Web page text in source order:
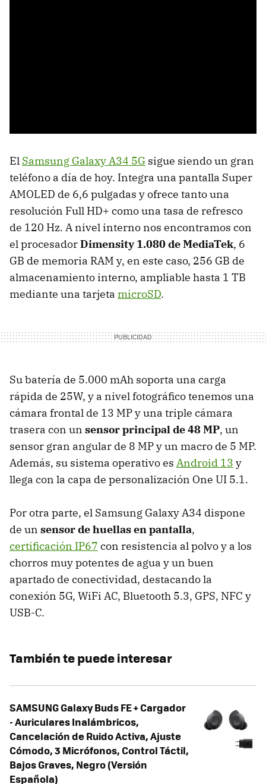
El Samsung Galaxy A34 5G sigue siendo un gran
teléfono a día de hoy. Integra una pantalla Super
AMOLED de 6,6 pulgadas y ofrece tanto una
resolución Full HD+ como una tasa de refresco
de 120 Hz. A nivel interno nos encontramos con
el procesadorDimensity 1.080 de MediaTek, 6
GB de memoria RAM y, en este caso, 256 GB de
almacenamiento interno, ampliable hasta 1 TB
mediante una tarjeta microSD.
Su batería de 5.000 mAh soporta una carga
rápida de 25W, y a nivel fotográfico tenemos una
cámara frontal de 13 MP y una triple cámara
trasera con un sensor principal de 48 MP, un
sensor gran angular de 8 MP y un macro de 5 MP.
Además, su sistema operativo es Android 13 y
llega con la capa de personalización One UI 5.1.
Por otra parte, el Samsung Galaxy A34 dispone
de un sensor de huellas en pantalla,
certificación IP67 con resistencia al polvo y a los
chorros muy potentes de agua y un buen
apartado de conectividad, destacando la
conexión 5G, WiFi AC, Bluetooth 5.3, GPS, NFC y
USB-C.
También te puede interesar
SAMSUNG Galaxy Buds FE + Cargador
- Auriculares Inalámbricos,
Cancelación de Ruido Activa, Ajuste
Cómodo, 3 Micrófonos, Control Táctil,
Bajos Graves, Negro (Versión
Española)